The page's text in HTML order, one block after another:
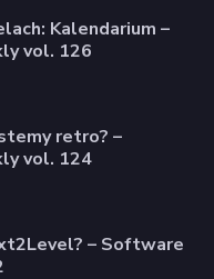
Kalendarium –
vol. 126
retro? –
vol. 124
– Software